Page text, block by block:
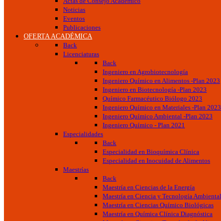
Noticias
Eventos
Publicaciones
OFERTA ACADÉMICA
Back
Licenciaturas
Back
Ingeniero en Agrobiotecnología
Ingeniero Químico en Alimentos -Plan 2023
Ingeniero en Biotecnología -Plan 2023
Químico Farmacéutico Biólogo 2023
Ingeniero Químico en Materiales -Plan 2023
Ingeniero Químico Ambiental -Plan 2023
Ingeniero Químico - Plan 2021
Especialidades
Back
Especialidad en Bioquímica Clínica
Especialidad en Inocuidad de Alimentos
Maestrías
Back
Maestría en Ciencias de la Energía
Maestría en Ciencia y Tecnología Ambiental
Maestría en Ciencias Químico Biológicas
Maestría en Química Clínica Diagnóstica